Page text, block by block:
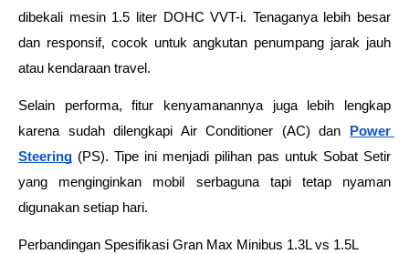
dibekali mesin 1.5 liter DOHC VVT-i. Tenaganya lebih besar
dan responsif, cocok untuk angkutan penumpang jarak jauh
atau kendaraan travel.
Selain performa, fitur kenyamanannya juga lebih lengkap
karena sudah dilengkapi Air Conditioner (AC) dan
Power
Steering (PS). Tipe ini menjadi pilihan pas untuk Sobat Setir
yang menginginkan mobil serbaguna tapi tetap nyaman
digunakan setiap hari.
Perbandingan Spesifikasi Gran Max Minibus 1.3L vs 1.5L